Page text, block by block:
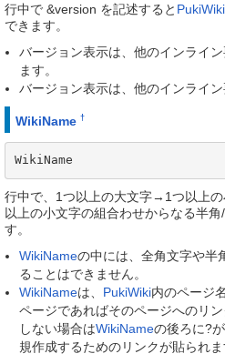
行中で &version を記述すると PukiWiki
できます。
バージョン表示は、他のインライ
ます。
バージョン表示は、他のインライ
WikiName †
WikiName
行中で、1つ以上の大文字→1つ以上
以上の小文字の組合わせからなる半角
す。
WikiNameの中には、全角文字や半
ることはできません。
WikiNameは、 PukiWiki内のページ
ページであればそのページへのリ
しない場合はWikiNameの後ろに?
規作成するためのリンクが貼られま